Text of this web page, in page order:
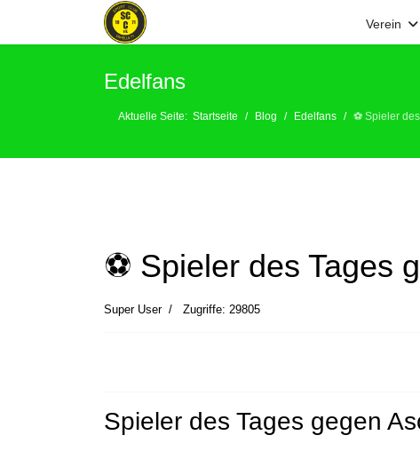
Verein
Edelfans
Aktuelle Seite: Startseite Blog Edelfans ⚽️ Spieler
⚽️ Spieler des Tages
Super User Zugriffe: 29805
Spieler des Tages gegen